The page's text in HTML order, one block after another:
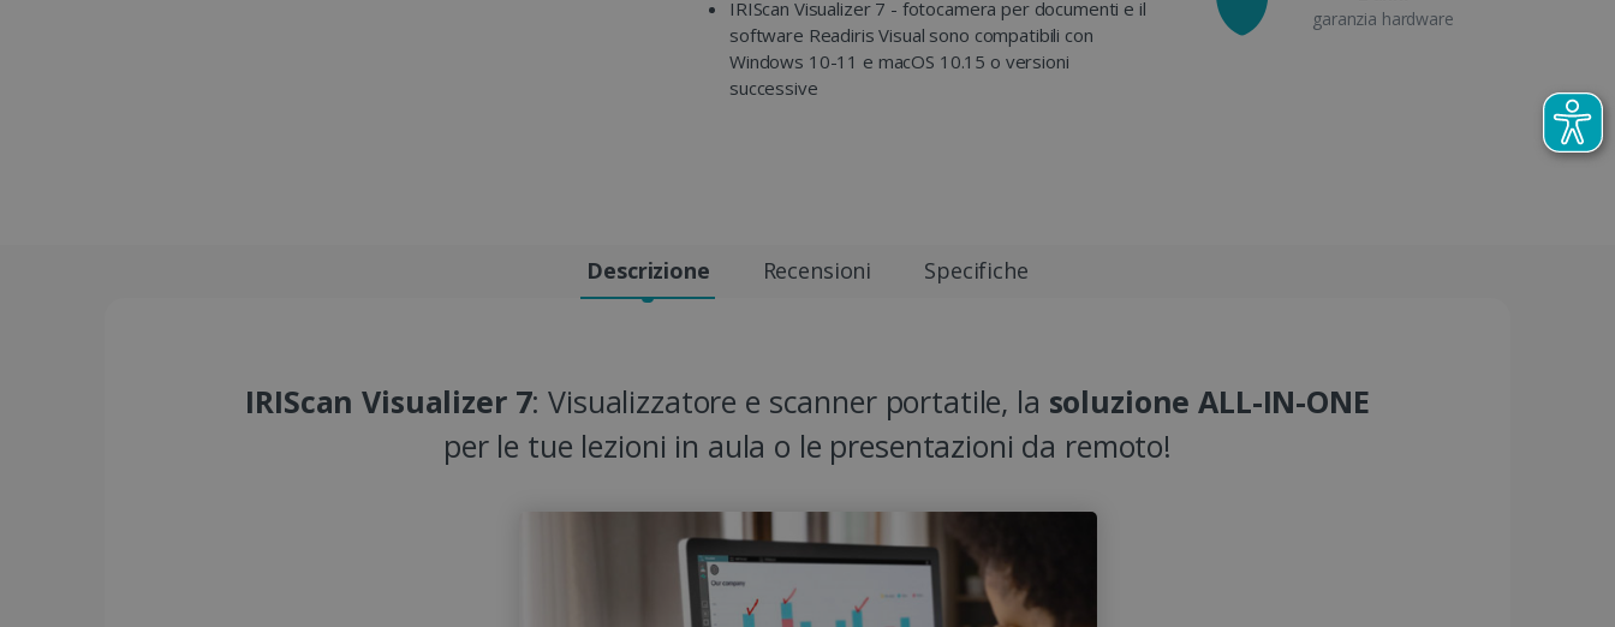
IRIScan Visualizer 7 - fotocamera per documenti e il
software Readiris Visual sono compatibili con
Windows 10-11 e macOS 10.15 o versioni
successive
garanzia hardware
Descrizione Recensioni Specifiche
IRIScan Visualizer 7: Visualizzatore e scanner portatile, la soluzione ALL-IN-ONE
per le tue lezioni in aula o le presentazioni da remoto!